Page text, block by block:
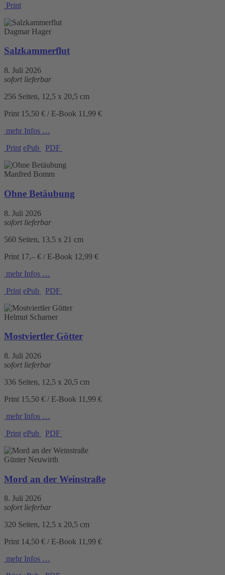
Print
Dagmar Hager
Salzkammerflut
8. Juli 2026
sofort lieferbar
256 Seiten, 12,5 x 20,5 cm
Print 15,50 € / E-Book 11,99 €
mehr Infos …
Print ePub PDF
Manfred Bomm
Ohne Betäubung
8. Juli 2026
sofort lieferbar
560 Seiten, 13,5 x 21 cm
Print 17,– € / E-Book 12,99 €
mehr Infos …
Print ePub PDF
Helmut Scharner
Mostviertler Götter
8. Juli 2026
sofort lieferbar
336 Seiten, 12,5 x 20,5 cm
Print 15,50 € / E-Book 11,99 €
mehr Infos …
Print ePub PDF
Günter Neuwirth
Mord an der Weinstraße
8. Juli 2026
sofort lieferbar
320 Seiten, 12,5 x 20,5 cm
Print 14,50 € / E-Book 11,99 €
mehr Infos …